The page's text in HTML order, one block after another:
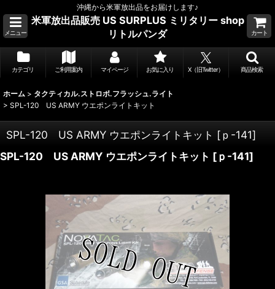
沖縄から米軍放出品をお届けします♪
メニュー
米軍放出品販売 US SURPLUS ミリタリー shop
リトルパンダ
カート
カテゴリ ご利用案内 マイページ お気に入り X（旧Twitter） 商品検索
ホーム > タクティカル.ストロボ.フラッシュ.ライト
> SPL-120 US ARMY ウエポンライトキット
SPL-120 US ARMY ウエポンライトキット [ｐ-141]
SPL-120 US ARMY ウエポンライトキット [ｐ-141]